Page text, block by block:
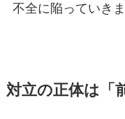
不全に陥っていきま
対立の正体は「